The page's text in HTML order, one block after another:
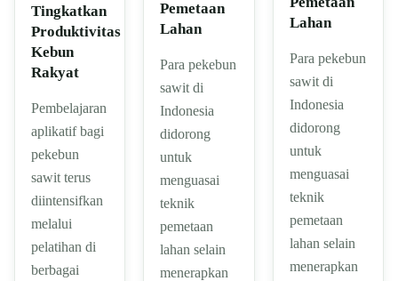
Tingkatkan
Produktivitas
Kebun
Rakyat
Pembelajaran
aplikatif bagi
pekebun
sawit terus
diintensifkan
melalui
pelatihan di
berbagai
Pemetaan
Lahan
Para pekebun
sawit di
Indonesia
didorong
untuk
menguasai
teknik
pemetaan
lahan selain
menerapkan
Lahan
Para pekebun
sawit di
Indonesia
didorong
untuk
menguasai
teknik
pemetaan
lahan selain
menerapkan